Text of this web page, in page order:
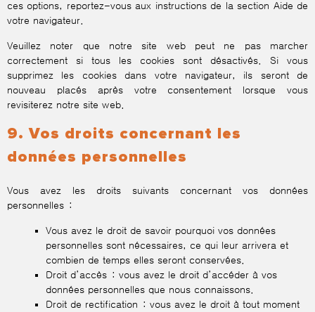
ces options, reportez-vous aux instructions de la section Aide de
votre navigateur.
Veuillez noter que notre site web peut ne pas marcher
correctement si tous les cookies sont désactivés. Si vous
supprimez les cookies dans votre navigateur, ils seront de
nouveau placés après votre consentement lorsque vous
revisiterez notre site web.
9. Vos droits concernant les
données personnelles
Vous avez les droits suivants concernant vos données
personnelles :
Vous avez le droit de savoir pourquoi vos données
personnelles sont nécessaires, ce qui leur arrivera et
combien de temps elles seront conservées.
Droit d’accès : vous avez le droit d’accéder à vos
données personnelles que nous connaissons.
Droit de rectification : vous avez le droit à tout moment